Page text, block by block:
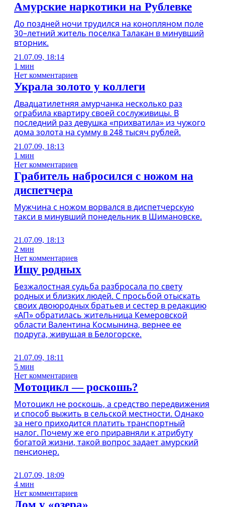
Амурские наркотики на Рублевке
До поздней ночи трудился на конопляном поле
30–летний житель поселка Талакан в минувший
вторник.
21.07.09, 18:14
1 мин
Нет комментариев
Украла золото у коллеги
Двадцатилетняя амурчанка несколько раз
ограбила квартиру своей сослуживицы. В
последний раз девушка «прихватила» из чужого
дома золота на сумму в 248 тысяч рублей.
21.07.09, 18:13
1 мин
Нет комментариев
Грабитель набросился с ножом на
диспетчера
Мужчина с ножом ворвался в диспетчерскую
такси в минувший понедельник в Шимановске.
21.07.09, 18:13
2 мин
Нет комментариев
Ищу родных
Безжалостная судьба разбросала по свету
родных и близких людей. С просьбой отыскать
своих двоюродных братьев и сестер в редакцию
«АП» обратилась жительница Кемеровской
области Валентина Космынина, вернее ее
подруга, живущая в Белогорске.
21.07.09, 18:11
5 мин
Нет комментариев
Мотоцикл — роскошь?
Мотоцикл не роскошь, а средство передвижения
и способ выжить в сельской местности. Однако
за него приходится платить транспортный
налог. Почему же его приравняли к атрибуту
богатой жизни, такой вопрос задает амурский
пенсионер.
21.07.09, 18:09
4 мин
Нет комментариев